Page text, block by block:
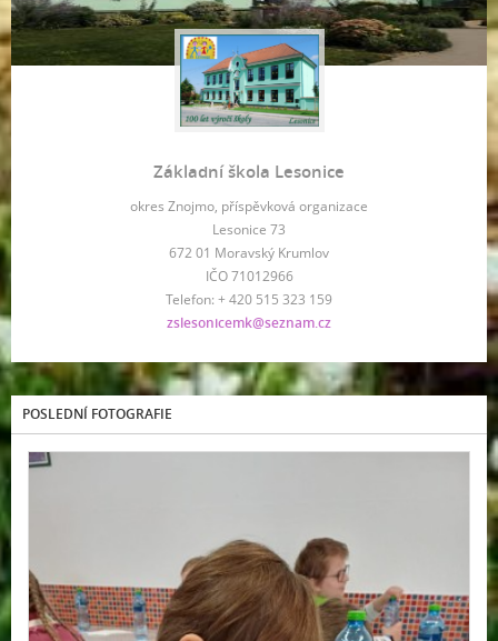
Základní škola Lesonice
okres Znojmo, příspěvková organizace
Lesonice 73
672 01 Moravský Krumlov
IČO 71012966
Telefon: + 420 515 323 159
zslesonicemk@seznam.cz
POSLEDNÍ FOTOGRAFIE